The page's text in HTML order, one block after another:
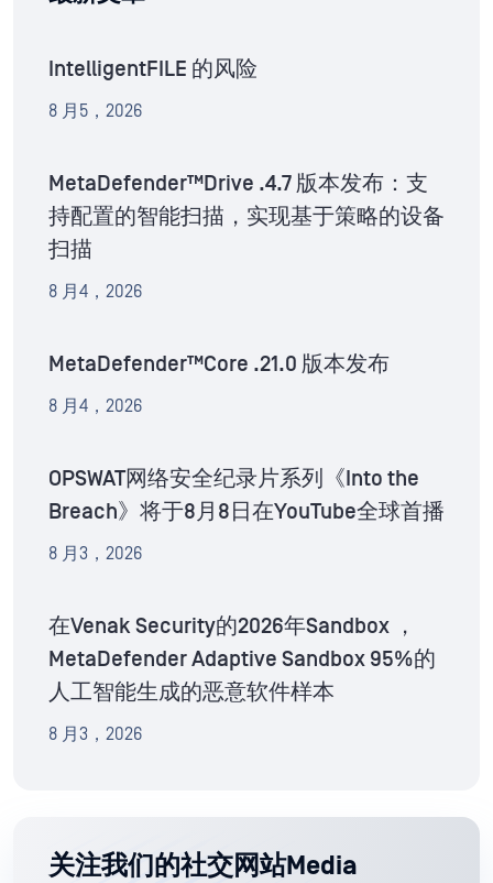
IntelligentFILE 的风险
8 月5，2026
MetaDefender™Drive .4.7 版本发布：支
持配置的智能扫描，实现基于策略的设备
扫描
8 月4，2026
MetaDefender™Core .21.0 版本发布
8 月4，2026
OPSWAT网络安全纪录片系列《Into the
Breach》将于8月8日在YouTube全球首播
8 月3，2026
在Venak Security的2026年Sandbox ，
MetaDefender Adaptive Sandbox 95%的
人工智能生成的恶意软件样本
8 月3，2026
关注我们的社交网站Media